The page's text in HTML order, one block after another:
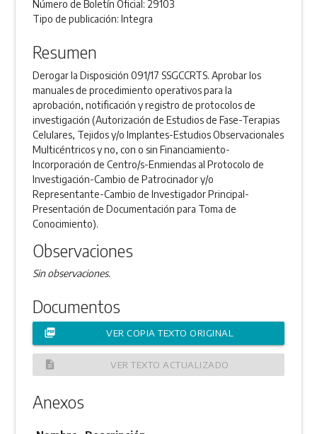
Número de Boletín Oficial: 29103
Tipo de publicación:Integra
Resumen
Derogar la Disposición 091/17 SSGCCRTS. Aprobar los
manuales de procedimiento operativos para la
aprobación, notificación y registro de protocolos de
investigación (Autorización de Estudios de Fase-Terapias
Celulares, Tejidos y/o Implantes-Estudios Observacionales
Multicéntricos y no, con o sin Financiamiento-
Incorporación de Centro/s-Enmiendas al Protocolo de
Investigación-Cambio de Patrocinador y/o
Representante-Cambio de Investigador Principal-
Presentación de Documentación para Toma de
Conocimiento).
Observaciones
Sin observaciones.
Documentos
picture_as_pdf VER COPIA TEXTO ORIGINAL
description VER TEXTO ACTUALIZADO
Anexos